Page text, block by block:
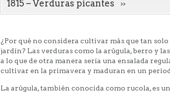
1815 – Verduras picantes
¿Por qué no considera cultivar más que tan
jardín? Las verduras como la arúgula, berro y
a lo que de otra manera sería una ensalada
cultivar en la primavera y maduran en un
La arúgula, también conocida como rucola, es